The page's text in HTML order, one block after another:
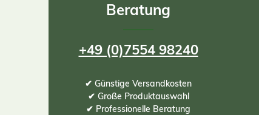
Beratung
+49 (0)7554 98240
✔ Günstige Versandkosten
✔ Große Produktauswahl
✔ Professionelle Beratung